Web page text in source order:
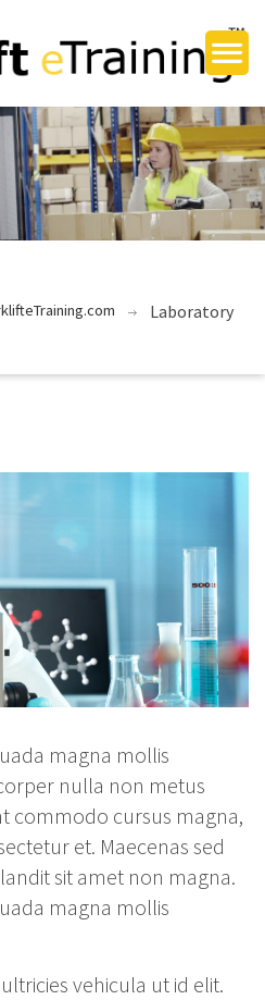
Laboratory
magna mollis
nulla non metus
commodo cursus magna,
et. Maecenas sed
sit amet non magna.
magna mollis
vehicula ut id elit.